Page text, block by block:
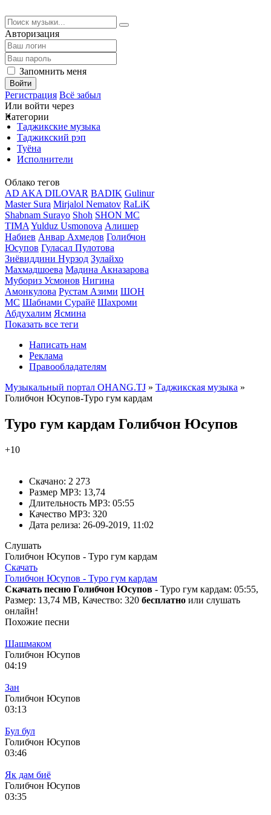
Авторизация
Запомнить меня
Войти
Регистрация Всё забыл
Или войти через
Категории
Таджикские музыка
Таджикский рэп
Туёна
Исполнители
Облако тегов
AD AKA DILOVAR BADIK Gulinur
Master Sura Mirjalol Nematov RaLiK
Shabnam Surayo Shoh SHON MC
TIMA Yulduz Usmonova Алишер
Набиев Анвар Ахмедов Голибчон
Юсупов Гуласал Пулотова
Зиёвиддини Нурзод Зулайхо
Махмадшоева Мадина Акназарова
Мубориз Усмонов Нигина
Амонкулова Рустам Азими ШОН
МС Шабнами Сурайё Шахроми
Абдухалим Ясмина
Показать все теги
Написать нам
Реклама
Правообладателям
Музыкальный портал OHANG.TJ » Таджикская музыка »
Голибчон Юсупов-Туро гум кардам
Туро гум кардам Голибчон Юсупов
+10
Скачано: 2 273
Размер MP3: 13,74
Длительность MP3: 05:55
Качество MP3: 320
Дата релиза: 26-09-2019, 11:02
Слушать
Голибчон Юсупов - Туро гум кардам
Скачать
Голибчон Юсупов - Туро гум кардам
Скачать песню Голибчон Юсупов - Туро гум кардам: 05:55,
Размер: 13,74 MB, Качество: 320 бесплатно или слушать
онлайн!
Похожие песни
Шашмаком
Голибчон Юсупов
04:19
Зан
Голибчон Юсупов
03:13
Бул бул
Голибчон Юсупов
03:46
Як дам биё
Голибчон Юсупов
03:35